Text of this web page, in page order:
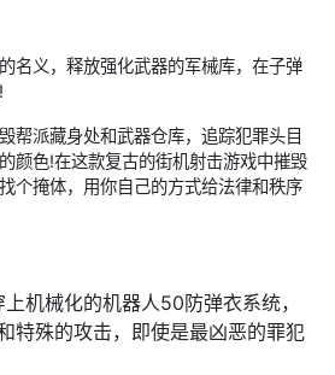
名义，释放强化武器的军械库，在子弹
帮派藏身处和武器仓库，追踪犯罪头目
颜色!在这款复古的街机射击游戏中摧毁
个掩体，用你自己的方式给法律和秩序
上机械化的机器人50防弹衣系统，
特殊的攻击，即使是最凶恶的罪犯